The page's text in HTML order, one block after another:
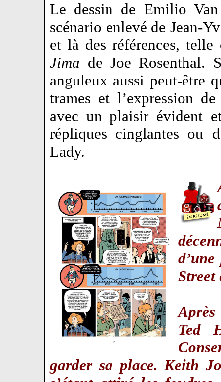
Le dessin de Emilio
scénario enlevé de Jean-
et là des références,
Jima de Joe Rosenthal.
anguleux aussi peut-être
trames et l’expression
avec un plaisir évident
répliques cinglantes ou
Lady.
Ted
garder sa place. Keith